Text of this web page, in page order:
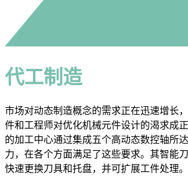
代工制造
市场对动态制造概念的需求正在迅速增长
件和工程师对优化机械元件设计的渴求成正
的加工中心通过集成五个高动态数控轴所
力，在各个方面满足了这些要求。其智能
快速更换刀具和托盘，并可扩展工件处理。